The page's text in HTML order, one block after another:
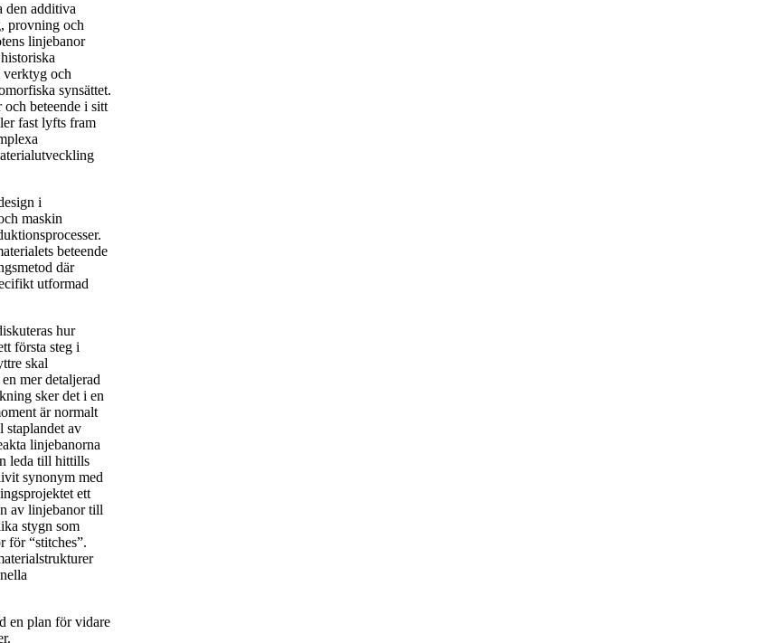
den additiva
provning och
linjebanor
verktyg och
synsättet.
beteende i sitt
fast lyfts fram
i
maskin
beteende
där
utformad
hur
första steg i
skal
mer detaljerad
sker det i en
är normalt
staplandet av
linjebanorna
leda till hittills
synonym med
ett
av linjebanor till
stygn som
för “stitches”.
en plan för vidare